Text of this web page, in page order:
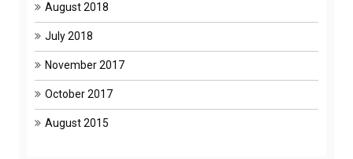
August 2018
July 2018
November 2017
October 2017
August 2015